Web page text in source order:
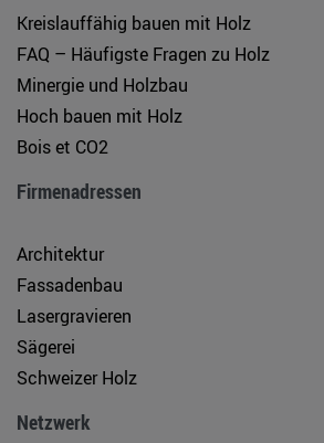
Kreislauffähig bauen mit Holz
FAQ – Häufigste Fragen zu Holz
Minergie und Holzbau
Hoch bauen mit Holz
Bois et CO2
Firmenadressen
Architektur
Fassadenbau
Lasergravieren
Sägerei
Schweizer Holz
Netzwerk